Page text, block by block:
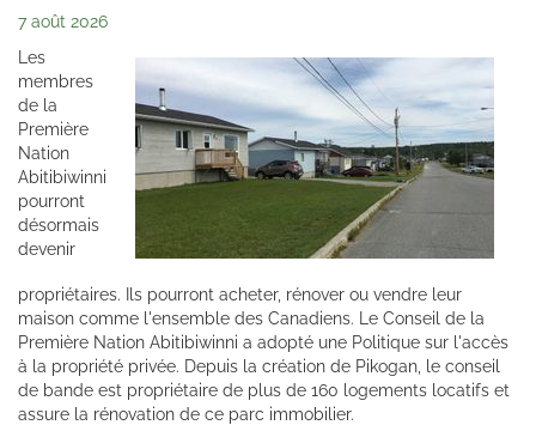
7 août 2026
Les
membres
de la
Première
Nation
Abitibiwinni
pourront
désormais
devenir
propriétaires. Ils pourront acheter, rénover ou vendre leur
maison comme l'ensemble des Canadiens. Le Conseil de la
Première Nation Abitibiwinni a adopté une Politique sur l'accès
à la propriété privée. Depuis la création de Pikogan, le conseil
de bande est propriétaire de plus de 160 logements locatifs et
assure la rénovation de ce parc immobilier.